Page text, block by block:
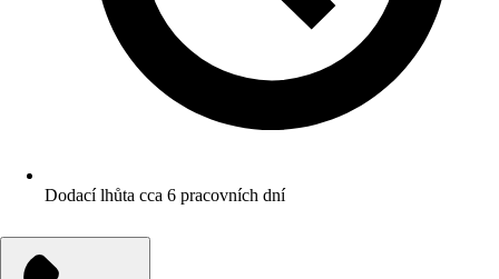
Dodací lhůta cca 6 pracovních dní